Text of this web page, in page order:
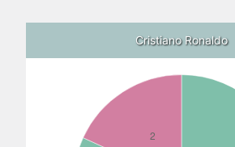
Cristiano Ronaldo